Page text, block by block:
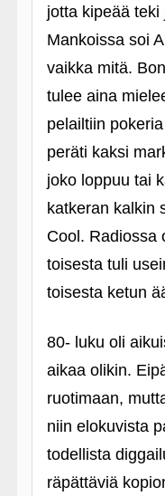
jotta kipeää
Mankoissa soi
vaikka mitä.
tulee aina
pelailtiin
peräti kaksi
joko loppuu tai
katkeran kalkin
Cool. Radiossa
toisesta tuli
toisesta ketun
80- luku oli
aikaa olikin.
ruotimaan,
niin elokuvista
todellista
räpättäviä